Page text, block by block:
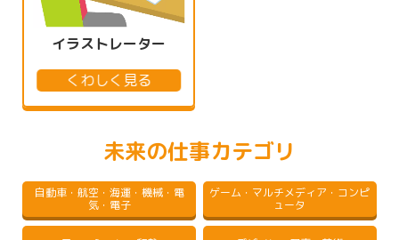
イラストレーター
くわしく見る
未来の仕事カテゴリ
自動車・航空・海運・機械・電
気・電子
ゲーム・マルチメディア・コンピ
ュータ